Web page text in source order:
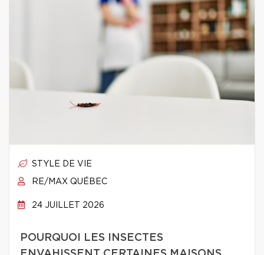
STYLE DE VIE
RE/MAX QUÉBEC
24 JUILLET 2026
POURQUOI LES INSECTES